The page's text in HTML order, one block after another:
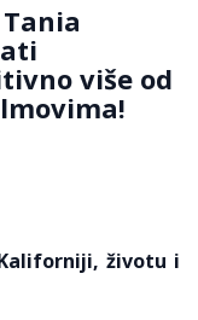
Tania
više od
životu i